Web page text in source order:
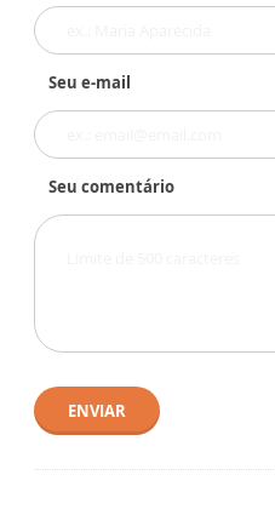
Seu e-mail
Seu comentário
ENVIAR